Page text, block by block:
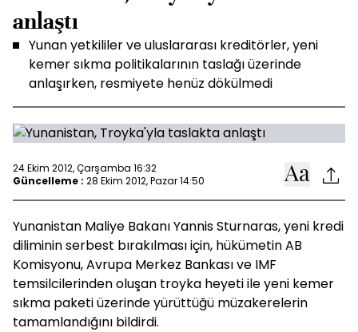
anlaştı
Yunan yetkililer ve uluslararası kreditörler, yeni
kemer sıkma politikalarının taslağı üzerinde
anlaşırken, resmiyete henüz dökülmedi
24 Ekim 2012, Çarşamba 16:32
Güncelleme : 28 Ekim 2012, Pazar 14:50
Yunanistan Maliye Bakanı Yannis Sturnaras, yeni kredi
diliminin serbest bırakılması için, hükümetin AB
Komisyonu, Avrupa Merkez Bankası ve IMF
temsilcilerinden oluşan troyka heyeti ile yeni kemer
sıkma paketi üzerinde yürüttüğü müzakerelerin
tamamlandığını bildirdi.